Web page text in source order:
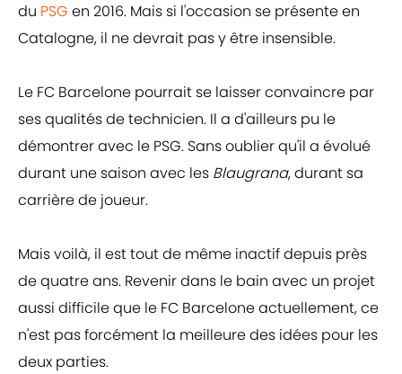
du PSG en 2016. Mais si l'occasion se présente en
Catalogne, il ne devrait pas y être insensible.
Le FC Barcelone pourrait se laisser convaincre par
ses qualités de technicien. Il a d'ailleurs pu le
démontrer avec le PSG. Sans oublier qu'il a évolué
durant une saison avec les Blaugrana, durant sa
carrière de joueur.
Mais voilà, il est tout de même inactif depuis près
de quatre ans. Revenir dans le bain avec un projet
aussi difficile que le FC Barcelone actuellement, ce
n'est pas forcément la meilleure des idées pour les
deux parties.